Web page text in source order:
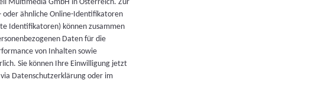
oder ähnliche Online-Identifikatoren
Identifikatoren) können zusammen
Daten für die
von Inhalten sowie
Sie können Ihre Einwilligung jetzt
Datenschutzerklärung oder im